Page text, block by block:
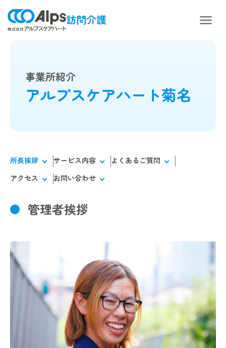
訪問介護
事業所紹介
アルプスケアハート菊名
所長挨拶 サービス内容
よくあるご質問
アクセス
お問い合わせ
管理者挨拶